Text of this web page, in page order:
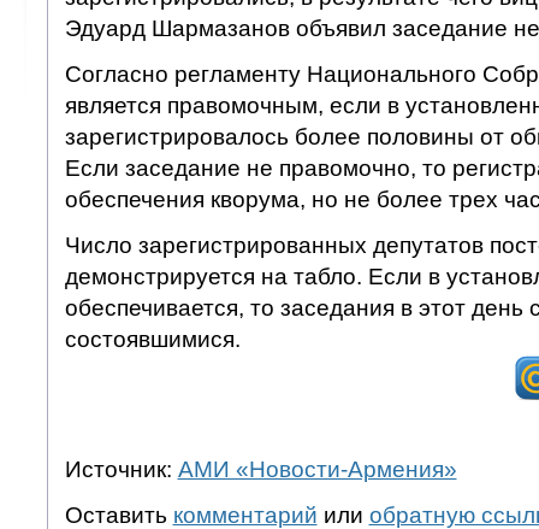
Эдуард Шармазанов объявил заседание
Согласно регламенту Национального
является правомочным, если в
зарегистрировалось более половины от
Если заседание не правомочно, то
обеспечения кворума, но не более трех
Число зарегистрированных депутатов
демонстрируется на табло. Если в
обеспечивается, то заседания в этот день
состоявшимися.
Источник: АМИ «Новости-Армения»
Оставить комментарий или обратную